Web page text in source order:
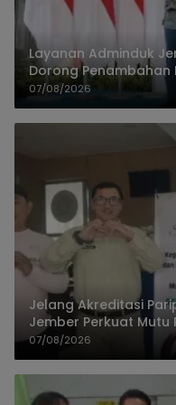
Layanan Adminduk
Dorong Penambahan
07/08/2026
Jelang Akreditasi
Jember Perkuat Mutu
07/08/2026